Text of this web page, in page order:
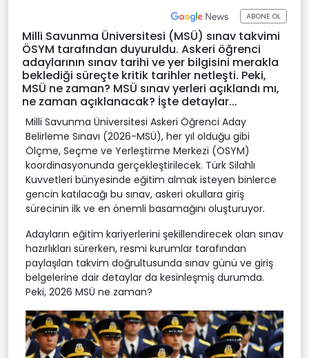
ABONE OL
Milli Savunma Üniversitesi (MSÜ) sınav takvimi
ÖSYM tarafından duyuruldu. Askeri öğrenci
adaylarının sınav tarihi ve yer bilgisini merakla
beklediği süreçte kritik tarihler netleşti. Peki,
MSÜ ne zaman? MSÜ sınav yerleri açıklandı mı,
ne zaman açıklanacak? İşte detaylar...
Milli Savunma Üniversitesi Askeri Öğrenci Aday
Belirleme Sınavı (2026-MSÜ), her yıl olduğu gibi
Ölçme, Seçme ve Yerleştirme Merkezi (ÖSYM)
koordinasyonunda gerçekleştirilecek. Türk Silahlı
Kuvvetleri bünyesinde eğitim almak isteyen binlerce
gencin katılacağı bu sınav, askeri okullara giriş
sürecinin ilk ve en önemli basamağını oluşturuyor.
Adayların eğitim kariyerlerini şekillendirecek olan sınav
hazırlıkları sürerken, resmi kurumlar tarafından
paylaşılan takvim doğrultusunda sınav günü ve giriş
belgelerine dair detaylar da kesinleşmiş durumda.
Peki, 2026 MSÜ ne zaman?